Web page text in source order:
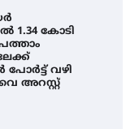
1.34 കോടി
വഴി
അറസ്റ്റ്